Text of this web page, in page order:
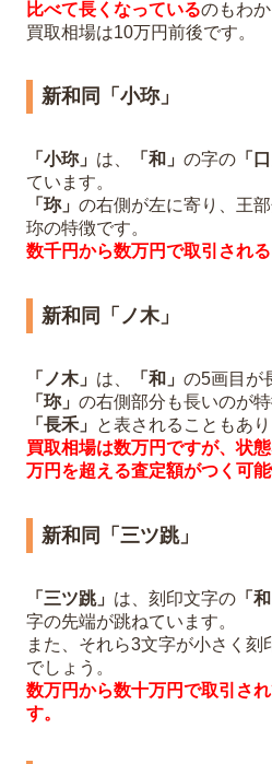
比べて長くなっているのもわか
買取相場は10万円前後です。
新和同「小珎」
「小珎」 は、 「和」 の字の 「口
ています。
「珎」 の右側が左に寄り、王
珎の特徴です。
数千円から数万円で取引され
新和同「ノ木」
「ノ木」 は、 「和」 の5画目が
「珎」 の右側部分も長いのが特
「長禾」 と表されることもあり
買取相場は数万円ですが、状
万円を超える査定額がつく可能
新和同「三ツ跳」
「三ツ跳」 は、刻印文字の 「和
字の先端が跳ねています。
また、それら3文字が小さく刻
でしょう。
数万円から数十万円で取引さ
す。